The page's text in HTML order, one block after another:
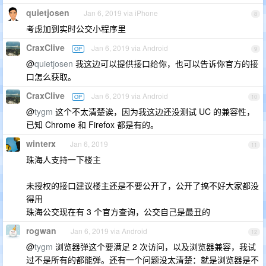
8
quietjosen Jan 6, 2019 via iPhone
考虑加到实时公交小程序里
9
CraxClive OP Jan 6, 2019 via Android
@quietjosen 我这边可以提供接口给你，也可以告诉你官方的接
口怎么获取。
10
CraxClive OP Jan 6, 2019 via Android
@tygm 这个不太清楚诶，因为我这边还没测试 UC 的兼容性，
已知 Chrome 和 Firefox 都是有的。
11
winterx Jan 6, 2019
珠海人支持一下楼主
未授权的接口建议楼主还是不要公开了，公开了搞不好大家都没
得用
珠海公交现在有 3 个官方查询，公交自己是最丑的
12
rogwan Jan 6, 2019 via Android
@tygm 浏览器弹这个要满足 2 次访问，以及浏览器兼容，我试
过不是所有的都能弹。还有一个问题没太清楚：就是浏览器是不